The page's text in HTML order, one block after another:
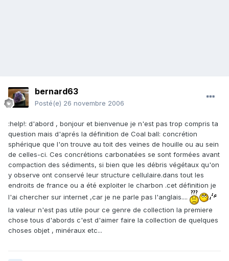
bernard63
Posté(e) 26 novembre 2006
:help!: d'abord , bonjour et bienvenue je n'est pas trop compris ta
question mais d'aprés la définition de Coal ball: concrétion
sphérique que l'on trouve au toit des veines de houille ou au sein
de celles-ci. Ces concrétions carbonatées se sont formées avant
compaction des sédiments, si bien que les débris végétaux qu'on
y observe ont conservé leur structure cellulaire.dans tout les
endroits de france ou a été exploiter le charbon .cet définition je
l'ai chercher sur internet ,car je ne parle pas l'anglais....
la valeur n'est pas utile pour ce genre de collection la premiere
chose tous d'abords c'est d'aimer faire la collection de quelques
choses objet , minéraux etc...